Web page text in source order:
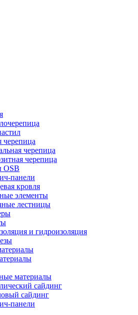
черепица
черепица
черепица
OSB
панели
кровля
элементы
лестницы
и гидроизоляция
материалы
сайдинг
сайдинг
панели